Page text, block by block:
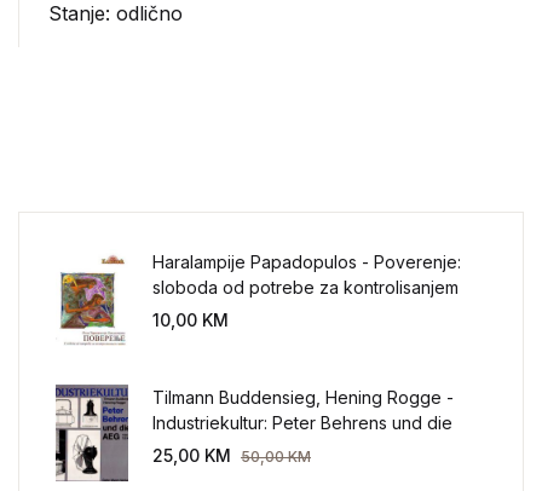
Stanje: odlično
Haralampije Papadopulos - Poverenje:
sloboda od potrebe za kontrolisanjem
sveta
10,00 KM
Tilmann Buddensieg, Hening Rogge -
Industriekultur: Peter Behrens und die
AEG 1907-1914.
25,00 KM 50,00KM